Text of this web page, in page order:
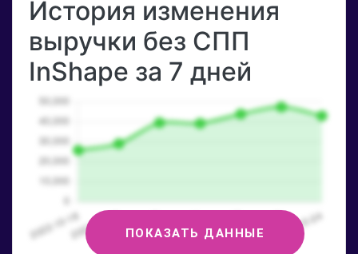
История изменения
выручки без СПП
InShape за 7 дней
ПОКАЗАТЬ ДАННЫЕ